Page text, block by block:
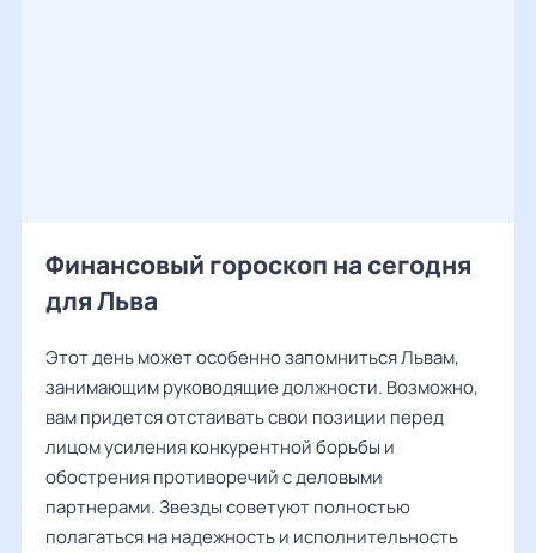
Финансовый гороскоп на сегодня
для Льва
Этот день может особенно запомниться Львам,
занимающим руководящие должности. Возможно,
вам придется отстаивать свои позиции перед
лицом усиления конкурентной борьбы и
обострения противоречий с деловыми
партнерами. Звезды советуют полностью
полагаться на надежность и исполнительность